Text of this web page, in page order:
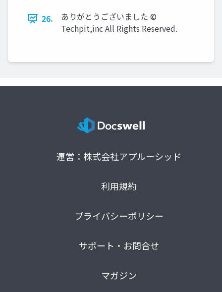
26.
ありがとうございました ©
Techpit,inc All Rights Reserved.
運営：株式会社アプルーシッド
利用規約
プライバシーポリシー
サポート・お問合せ
マガジン